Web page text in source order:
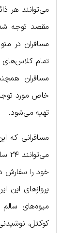
می‌توانند هر
مقصد توجه
مسافران در
تمام
مسافران
خاص مورد توجه
تهیه می‌شود.
مسافرانی که
خود را سفارش
پروازهای این
میوه‌های
کوکتل،